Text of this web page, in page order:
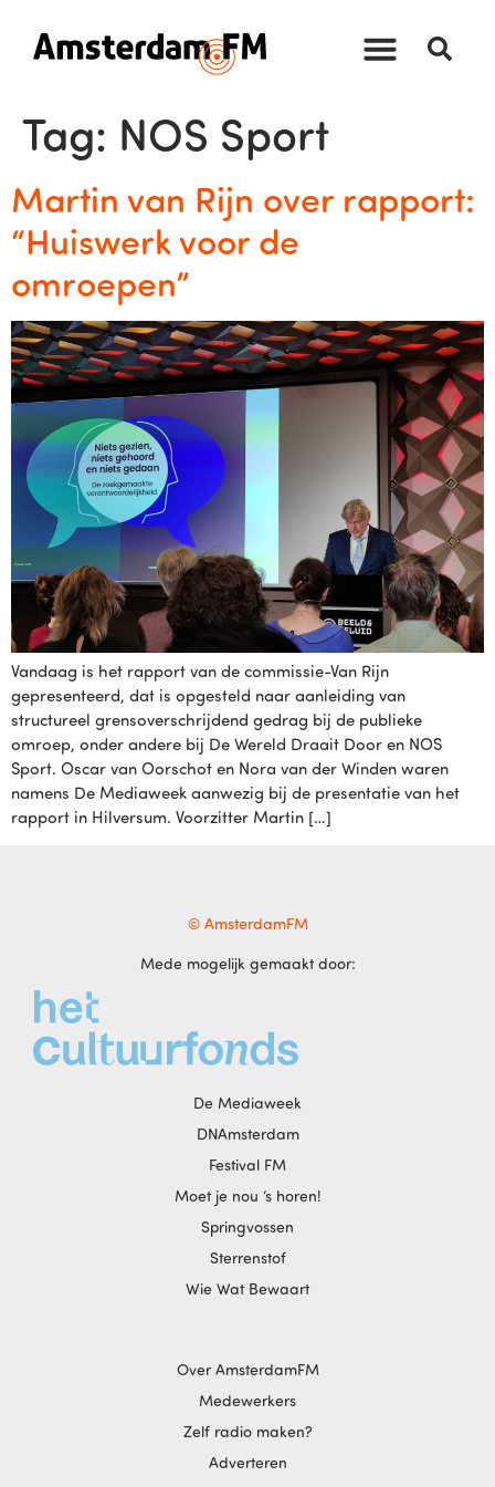
Tag: NOS Sport
Martin van Rijn over rapport:
“Huiswerk voor de
omroepen”
Vandaag is het rapport van de commissie-Van Rijn
gepresenteerd, dat is opgesteld naar aanleiding van
structureel grensoverschrijdend gedrag bij de publieke
omroep, onder andere bij De Wereld Draait Door en NOS
Sport. Oscar van Oorschot en Nora van der Winden waren
namens De Mediaweek aanwezig bij de presentatie van het
rapport in Hilversum. Voorzitter Martin […]
© AmsterdamFM
Mede mogelijk gemaakt door:
De Mediaweek
DNAmsterdam
Festival FM
Moet je nou ‘s horen!
Springvossen
Sterrenstof
Wie Wat Bewaart
Over AmsterdamFM
Medewerkers
Zelf radio maken?
Adverteren